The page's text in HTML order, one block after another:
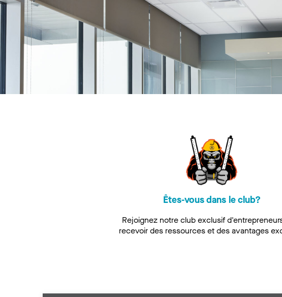
Êtes-vous dans le club?
Rejoignez notre club exclusif
recevoir des ressources et des avantages